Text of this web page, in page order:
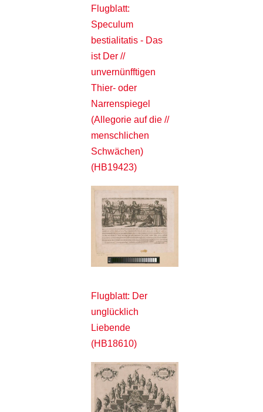
Flugblatt:
Speculum
bestialitatis - Das
ist Der //
unvernünfftigen
Thier- oder
Narrenspiegel
(Allegorie auf die //
menschlichen
Schwächen)
(HB19423)
Flugblatt: Der
unglücklich
Liebende
(HB18610)